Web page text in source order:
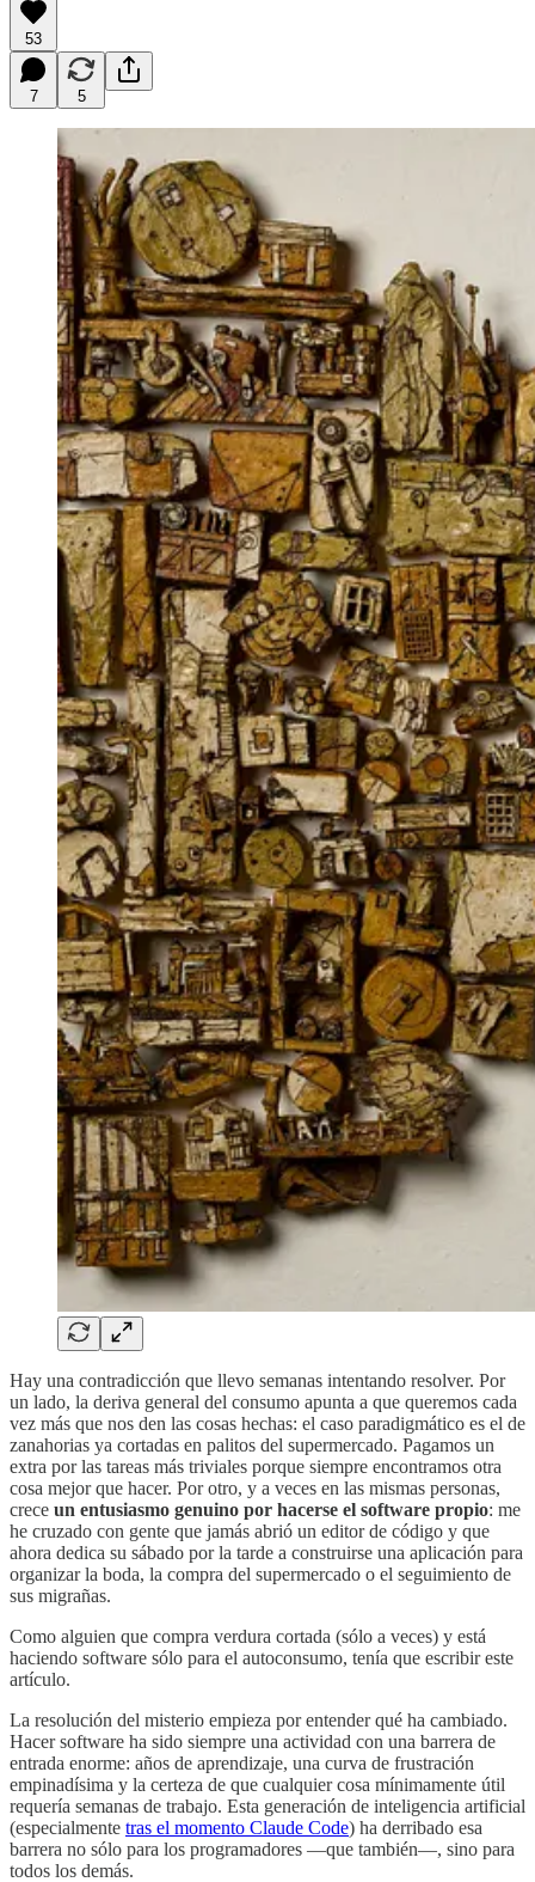
53
7 5
Hay una contradicción que llevo semanas intentando resolver. Por
un lado, la deriva general del consumo apunta a que queremos cada
vez más que nos den las cosas hechas: el caso paradigmático es el de
zanahorias ya cortadas en palitos del supermercado. Pagamos un
extra por las tareas más triviales porque siempre encontramos otra
cosa mejor que hacer. Por otro, y a veces en las mismas personas,
crece un entusiasmo genuino por hacerse el software propio: me
he cruzado con gente que jamás abrió un editor de código y que
ahora dedica su sábado por la tarde a construirse una aplicación para
organizar la boda, la compra del supermercado o el seguimiento de
sus migrañas.
Como alguien que compra verdura cortada (sólo a veces) y está
haciendo software sólo para el autoconsumo, tenía que escribir este
artículo.
La resolución del misterio empieza por entender qué ha cambiado.
Hacer software ha sido siempre una actividad con una barrera de
entrada enorme: años de aprendizaje, una curva de frustración
empinadísima y la certeza de que cualquier cosa mínimamente útil
requería semanas de trabajo. Esta generación de inteligencia artificial
(especialmente tras el momento Claude Code) ha derribado esa
barrera no sólo para los programadores —que también—, sino para
todos los demás.